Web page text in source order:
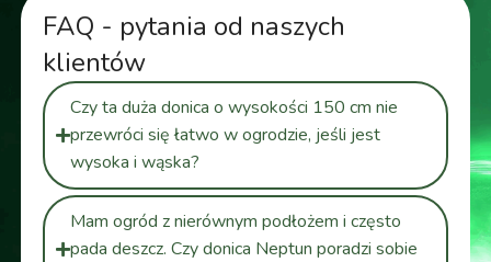
FAQ - pytania od naszych
klientów
Czy ta duża donica o wysokości 150 cm nie
przewróci się łatwo w ogrodzie, jeśli jest
wysoka i wąska?
Mam ogród z nierównym podłożem i często
pada deszcz. Czy donica Neptun poradzi sobie